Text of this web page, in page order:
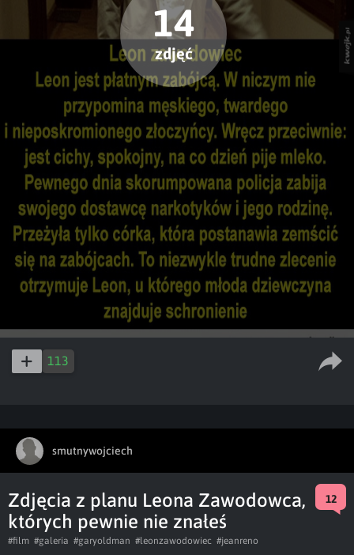
14
zdjęć
113
smutnywojciech
Zdjęcia z planu Leona Zawodowca,
których pewnie nie znałeś
12
#film #galeria #garyoldman #leonzawodowiec #jeanreno